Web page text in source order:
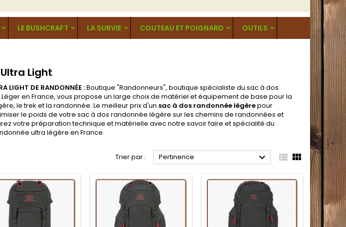
LE BUSHCRAFT LA SURVIE COUTEAU ET POIGNARD OUTILS
Light
LIGHT DE RANDONNÉE :Boutique "Randonneurs", boutique spécialiste du sac à dos
en France, vous propose un large choix de matériel et équipement de base pour la
le trek et la randonnée. Le meilleur prix d'un sac à dos randonnée légèrepour
le poids de votre sac à dos randonnée légère sur les chemins de randonnées et
votre préparation technique et matérielle avec notre savoir faire et spécialité du
ultra légère en France.
Trier par : Pertinence   